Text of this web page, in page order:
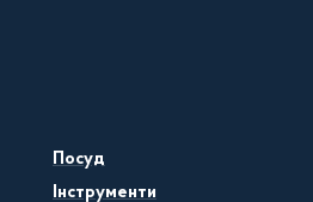
Посуд
Інструменти